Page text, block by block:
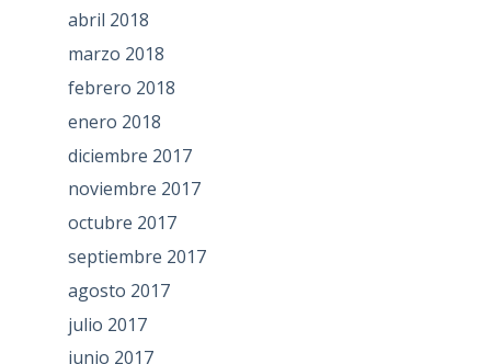
abril 2018
marzo 2018
febrero 2018
enero 2018
diciembre 2017
noviembre 2017
octubre 2017
septiembre 2017
agosto 2017
julio 2017
junio 2017